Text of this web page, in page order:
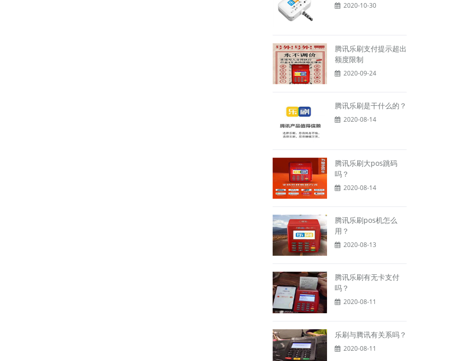
2020-10-30
腾讯乐刷支付提示超出
额度限制
2020-09-24
腾讯乐刷是干什么的？
2020-08-14
腾讯乐刷大pos跳码
吗？
2020-08-14
腾讯乐刷pos机怎么
用？
2020-08-13
腾讯乐刷有无卡支付
吗？
2020-08-11
乐刷与腾讯有关系吗？
2020-08-11